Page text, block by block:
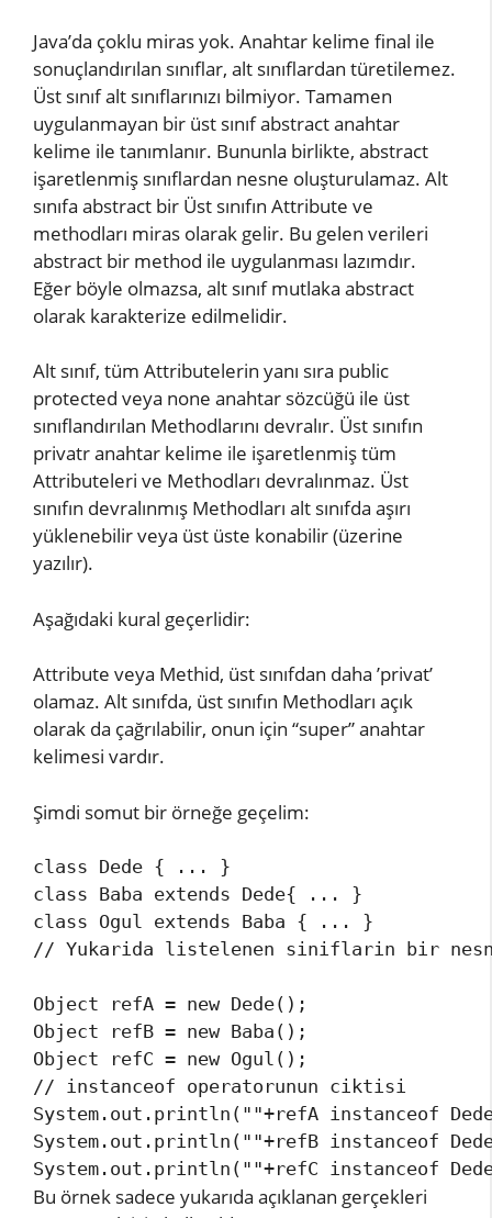
Java’da çoklu miras yok. Anahtar kelime final ile
sonuçlandırılan sınıflar, alt sınıflardan türetilemez.
Üst sınıf alt sınıflarınızı bilmiyor. Tamamen
uygulanmayan bir üst sınıf abstract anahtar
kelime ile tanımlanır. Bununla birlikte, abstract
işaretlenmiş sınıflardan nesne oluşturulamaz. Alt
sınıfa abstract bir Üst sınıfın Attribute ve
methodları miras olarak gelir. Bu gelen verileri
abstract bir method ile uygulanması lazımdır.
Eğer böyle olmazsa, alt sınıf mutlaka abstract
olarak karakterize edilmelidir.
Alt sınıf, tüm Attributelerin yanı sıra public
protected veya none anahtar sözcüğü ile üst
sınıflandırılan Methodlarını devralır. Üst sınıfın
privatr anahtar kelime ile işaretlenmiş tüm
Attributeleri ve Methodları devralınmaz. Üst
sınıfın devralınmış Methodları alt sınıfda aşırı
yüklenebilir veya üst üste konabilir (üzerine
yazılır).
Aşağıdaki kural geçerlidir:
Attribute veya Methid, üst sınıfdan daha ’privat’
olamaz. Alt sınıfda, üst sınıfın Methodları açık
olarak da çağrılabilir, onun için “super” anahtar
kelimesi vardır.
Şimdi somut bir örneğe geçelim:
class Dede { ... }
class Baba extends Dede{ ... }
class Ogul extends Baba { ... }
// Yukarida listelenen siniflarin bir
Object refA = new Dede();
Object refB = new Baba();
Object refC = new Ogul();
// instanceof operatorunun ciktisi
System.out.println(""+refA instanceof
System.out.println(""+refB instanceof
Bu örnek sadece yukarıda açıklanan gerçekleri